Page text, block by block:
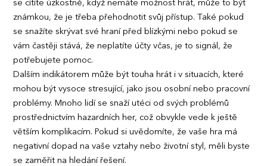
se cítíte úzkostně, když nemáte možnost hrát, může to být
známkou, že je třeba přehodnotit svůj přístup. Také pokud
se snažíte skrývat své hraní před blízkými nebo pokud se
vám častěji stává, že neplatíte účty včas, je to signál, že
potřebujete pomoc.
Dalším indikátorem může být touha hrát i v situacích, které
mohou být vysoce stresující, jako jsou osobní nebo pracovní
problémy. Mnoho lidí se snaží utéci od svých problémů
prostřednictvím hazardních her, což obvykle vede k ještě
větším komplikacím. Pokud si uvědomíte, že vaše hra má
negativní dopad na vaše vztahy nebo životní styl, měli byste
se zaměřit na hledání řešení.